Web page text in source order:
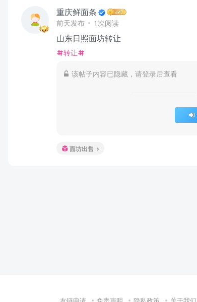
重庆鲜面条
前天发布 1次阅读
山东日照面坊转让
转让
该帖子内容已隐藏，请登录后查看
面坊出售